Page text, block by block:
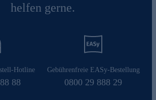
helfen gerne.
Hotline
88
Gebührenfreie EASy-Bestellung
0800 29 888 29